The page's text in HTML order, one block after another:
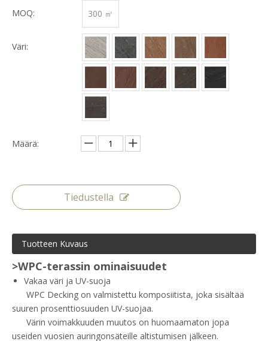
MOQ: 300 ㎡
Väri:
Määrä:
Tiedustella
Tuotteen Kuvaus
>WPC-terassin ominaisuudet
Vakaa väri ja UV-suoja
WPC Decking on valmistettu komposiitista, joka sisältää
suuren prosenttiosuuden UV-suojaa.
Värin voimakkuuden muutos on huomaamaton jopa
useiden vuosien auringonsäteille altistumisen jälkeen.